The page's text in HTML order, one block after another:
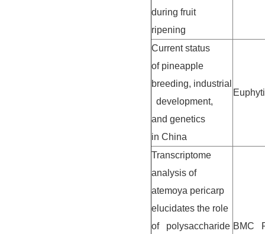
during fruit
ripening
Current status
of pineapple
breeding, industrial
development,
and genetics
in China
Transcriptome
analysis of
atemoya pericarp
elucidates the role
of polysaccharide BMC